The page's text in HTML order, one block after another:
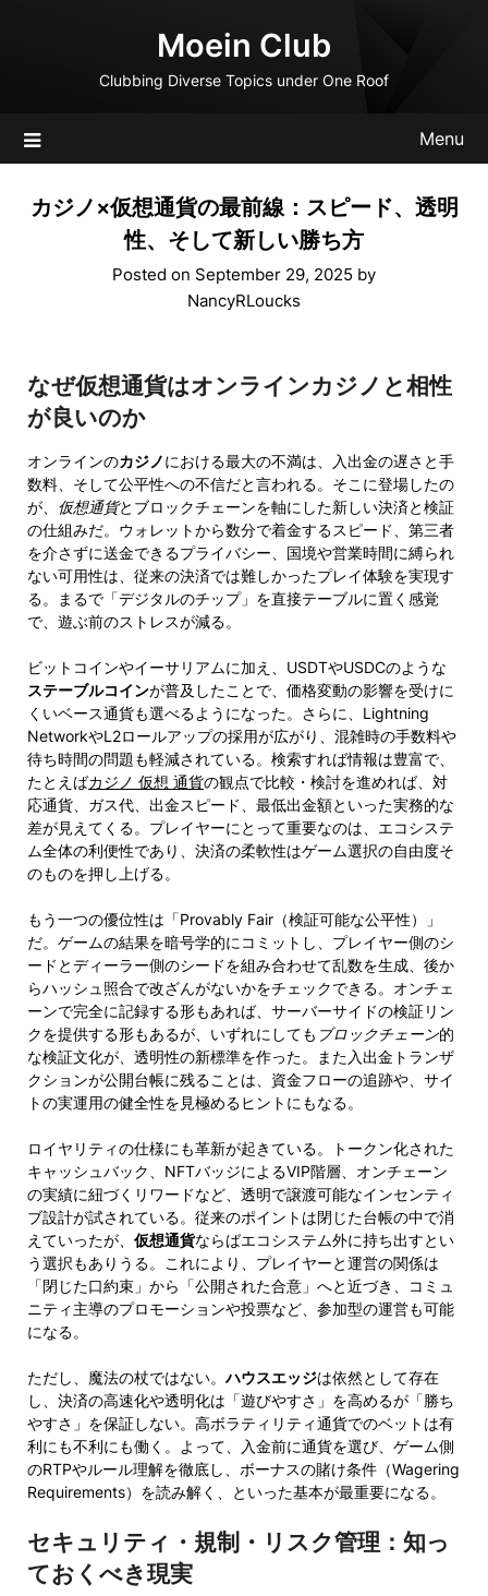
Moein Club
Clubbing Diverse Topics under One Roof
Menu
カジノ×仮想通貨の最前線：スピード、透明
性、そして新しい勝ち方
Posted on September 29, 2025 by
NancyRLoucks
なぜ仮想通貨はオンラインカジノと相性
が良いのか
オンラインのカジノにおける最大の不満は、入出金の遅さと手
数料、そして公平性への不信だと言われる。そこに登場したの
が、 仮想通貨とブロックチェーンを軸にした新しい決済と検証
の仕組みだ。ウォレットから数分で着金するスピード、第三者
を介さずに送金できるプライバシー、国境や営業時間に縛られ
ない可用性は、従来の決済では難しかったプレイ体験を実現す
る。まるで「デジタルのチップ」を直接テーブルに置く感覚
で、遊ぶ前のストレスが減る。
ビットコインやイーサリアムに加え、USDTやUSDCのような
ステーブルコインが普及したことで、価格変動の影響を受けに
くいベース通貨も選べるようになった。さらに、Lightning
NetworkやL2ロールアップの採用が広がり、混雑時の手数料や
待ち時間の問題も軽減されている。検索すれば情報は豊富で、
たとえばカジノ 仮想 通貨の観点で比較・検討を進めれば、対
応通貨、ガス代、出金スピード、最低出金額といった実務的な
差が見えてくる。プレイヤーにとって重要なのは、エコシステ
ム全体の利便性であり、決済の柔軟性はゲーム選択の自由度そ
のものを押し上げる。
もう一つの優位性は「Provably Fair（検証可能な公平性）」
だ。ゲームの結果を暗号学的にコミットし、プレイヤー側のシ
ードとディーラー側のシードを組み合わせて乱数を生成、後か
らハッシュ照合で改ざんがないかをチェックできる。オンチェ
ーンで完全に記録する形もあれば、サーバーサイドの検証リン
クを提供する形もあるが、いずれにしても ブロックチェーン的
な検証文化が、透明性の新標準を作った。また入出金トランザ
クションが公開台帳に残ることは、資金フローの追跡や、サイ
トの実運用の健全性を見極めるヒントにもなる。
ロイヤリティの仕様にも革新が起きている。トークン化された
キャッシュバック、NFTバッジによるVIP階層、オンチェーン
の実績に紐づくリワードなど、透明で譲渡可能なインセンティ
ブ設計が試されている。従来のポイントは閉じた台帳の中で消
えていったが、 仮想通貨ならばエコシステム外に持ち出すとい
う選択もありうる。これにより、プレイヤーと運営の関係は
「閉じた口約束」から「公開された合意」へと近づき、コミュ
ニティ主導のプロモーションや投票など、参加型の運営も可能
になる。
ただし、魔法の杖ではない。ハウスエッジは依然として存在
し、決済の高速化や透明化は「遊びやすさ」を高めるが「勝ち
やすさ」を保証しない。高ボラティリティ通貨でのベットは有
利にも不利にも働く。よって、入金前に通貨を選び、ゲーム側
のRTPやルール理解を徹底し、ボーナスの賭け条件（Wagering
Requirements）を読み解く、といった基本が最重要になる。
セキュリティ・規制・リスク管理：知っ
ておくべき現実